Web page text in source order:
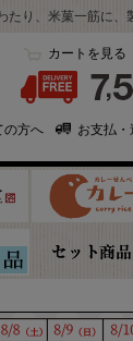
り、米菓一筋に、
カートを見る
の方へ お支払・